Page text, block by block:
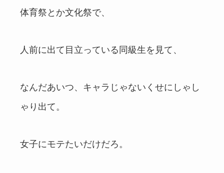
体育祭とか文化祭で、
人前に出て目立っている同級生を見て、
なんだあいつ、キャラじゃないくせにしゃし
ゃり出て。
女子にモテたいだけだろ。